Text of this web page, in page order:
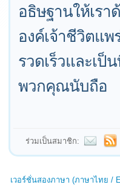
อธิษฐานให้เร
องค์เจ้าชีวิตแพ
รวดเร็วและเ
พวกคุณนับถือ
ร่วมเป็นสมาชิก:
เวอร์ชั่นสองภาษา (ภาษาไทย /